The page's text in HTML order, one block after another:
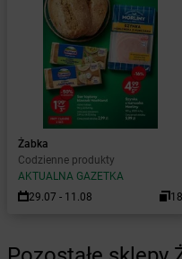
Żabka
Codzienne produkty
AKTUALNA GAZETKA
29.07 - 11.08
18